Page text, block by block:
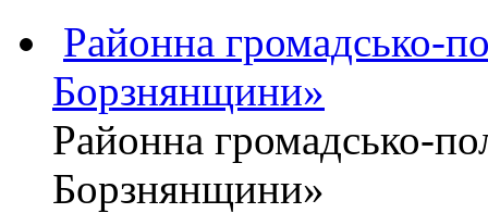
Районна громадсько-
Борзнянщини»
Районна громадсько-
Борзнянщини»